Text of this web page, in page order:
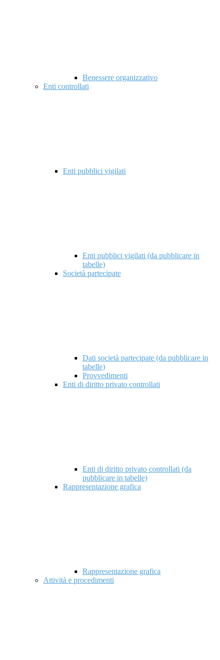
Benessere organizzativo
Enti controllati
Enti pubblici vigilati
Enti pubblici vigilati (da pubblicare in
tabelle)
Società partecipate
Dati società partecipate (da pubblicare in
tabelle)
Provvedimenti
Enti di diritto privato controllati
Enti di diritto privato controllati (da
pubblicare in tabelle)
Rappresentazione grafica
Rappresentazione grafica
Attività e procedimenti